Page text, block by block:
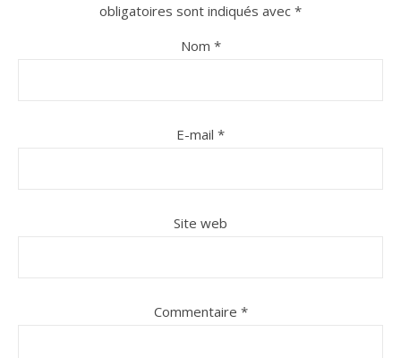
obligatoires sont indiqués avec *
Nom *
E-mail *
Site web
Commentaire *